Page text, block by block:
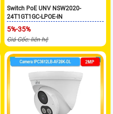
Switch PoE UNV NSW2020-
24T1GT1GC-LPOE-IN
5%-35%
Giá Gốc: liên hệ